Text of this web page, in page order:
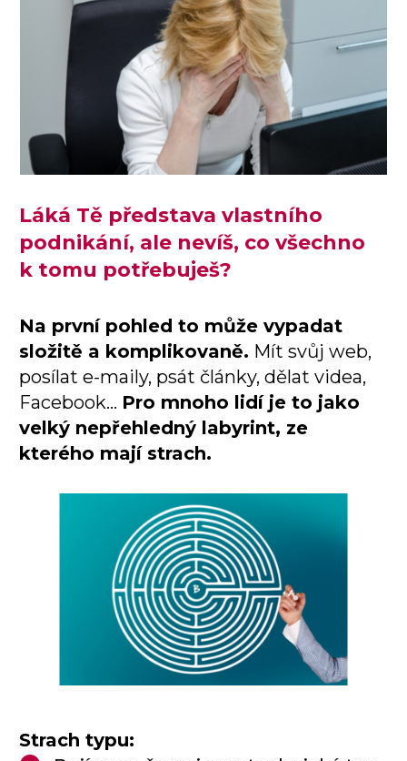
Láká Tě představa vlastního
podnikání, ale nevíš, co všechno
k tomu potřebuješ?
Na první pohled to může vypadat
složitě a komplikovaně. Mít svůj web,
posílat e-maily, psát články, dělat videa,
Facebook... Pro mnoho lidí je to jako
velký nepřehledný labyrint, ze
kterého mají strach.
Strach typu: